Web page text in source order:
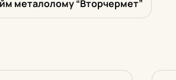
металолому “Вторчермет”